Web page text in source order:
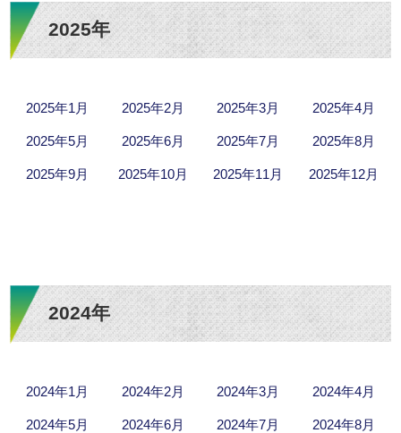
2025年
2025年1月 2025年2月 2025年3月 2025年4月
2025年5月 2025年6月 2025年7月 2025年8月
2025年9月 2025年10月 2025年11月 2025年12月
2024年
2024年1月 2024年2月 2024年3月 2024年4月
2024年5月 2024年6月 2024年7月 2024年8月